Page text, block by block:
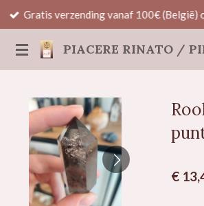
Ga
naar
de
Gratis verzending vanaf 100€ (België)
€